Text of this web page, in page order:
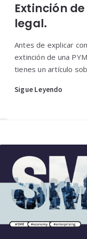
Extinción
legal.
Antes de explicar
extinción de una
tienes un artículo
Sigue Leyendo